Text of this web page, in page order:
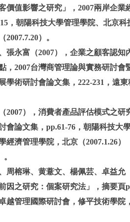
價值影響之研究」，2007兩岸企業
，朝陽科技大學管理學院、北京科
）。
張永富（2007），企業之顧客認知
，2007台灣商管理論與實務研討會
學術研討會論文集，222-231，遠
2007），消費者產品評估模式之研
會論文集，pp.61-76，朝陽科技大
經濟管理學院，北京（2007.1.26）
周榕琳、黄薏文、楊佩芸、卓益允
因之研究：個案研究法」，摘要頁
越管理國際研討會，修平技術學院